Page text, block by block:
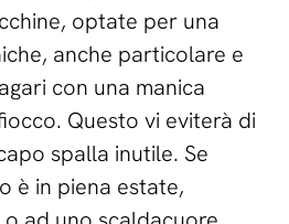
optate per una
anche particolare e
con una manica
Questo vi eviterà di
spalla inutile. Se
è in piena estate,